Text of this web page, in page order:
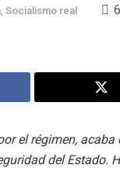
, Socialismo real 6
el régimen,
del Estado.